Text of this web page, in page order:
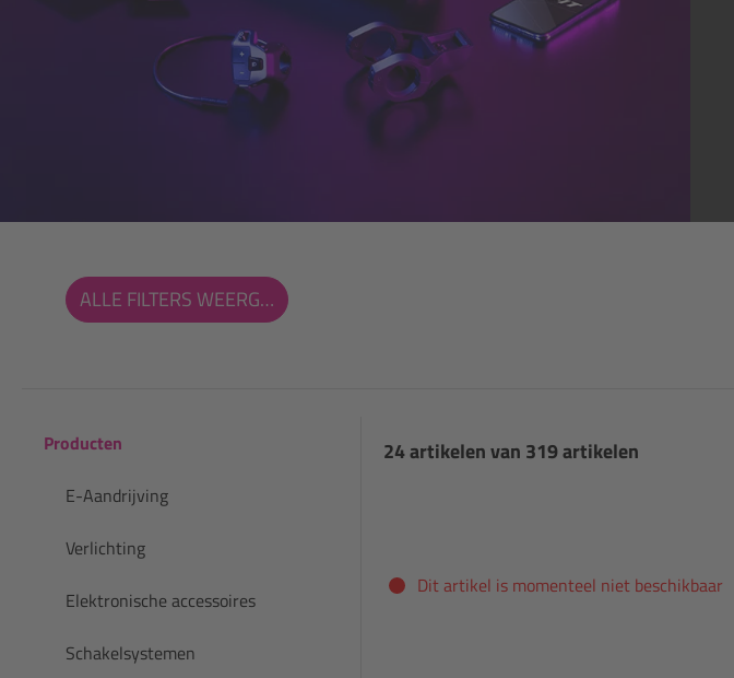
ALLE FILTERS WEERGEVEN
Producten
E-Aandrijving
Verlichting
Elektronische accessoires
Schakelsystemen
24 artikelen van 319 artikelen
Dit artikel is momenteel niet beschikbaar